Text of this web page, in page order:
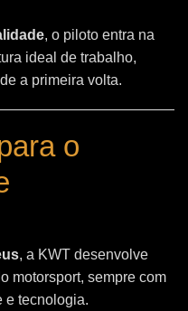
, o piloto entra na
ideal de trabalho,
a primeira volta.
o
, a KWT desenvolve
motorsport, sempre com
e tecnologia.